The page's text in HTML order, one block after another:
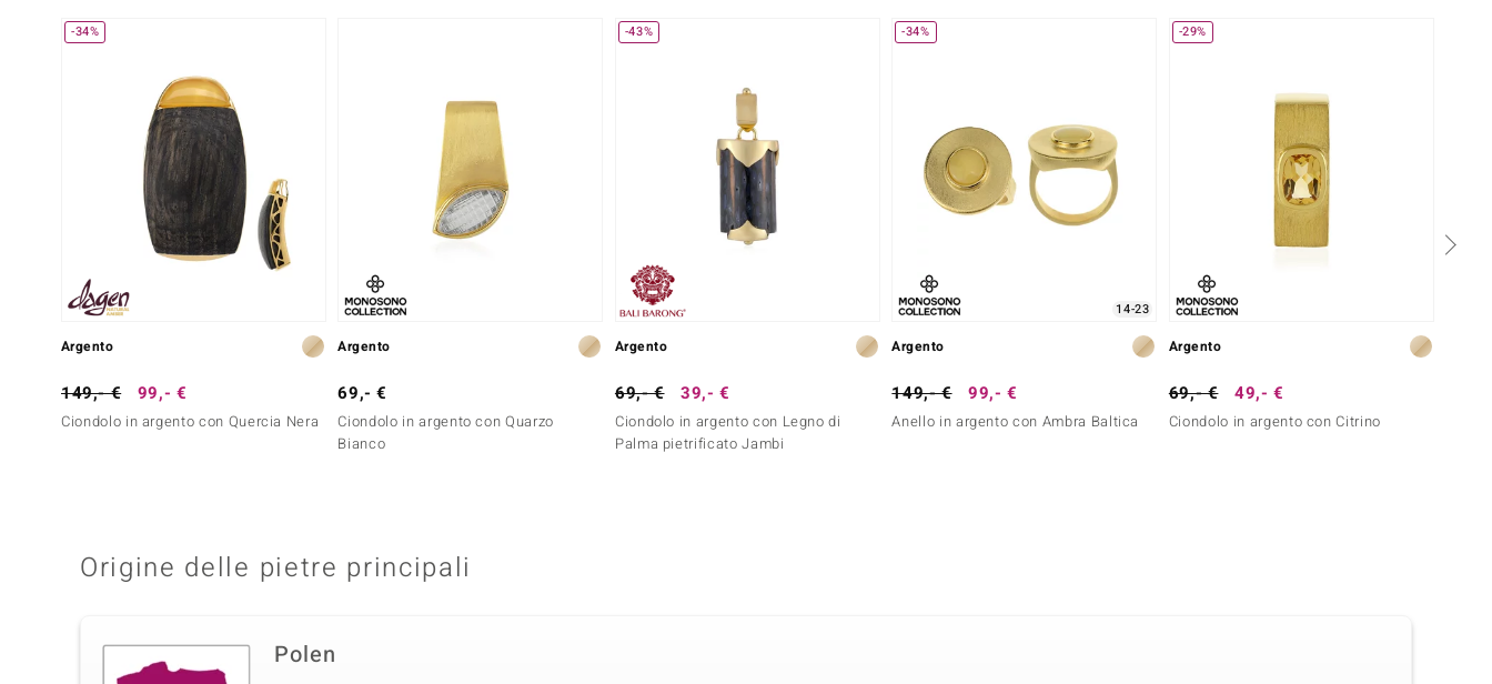
-34%
Argento
149,- € 99,- €
Ciondolo in argento con Quercia Nera
Argento
69,- €
Ciondolo in argento con Quarzo
Bianco
-43%
Argento
69,- € 39,- €
Ciondolo in argento con Legno di
Palma pietrificato Jambi
-34%
14-23
Argento
149,- € 99,- €
Anello in argento con Ambra Baltica
-29%
Argento
69,- € 49,- €
Ciondolo in argento con Citrino
Origine delle pietre principali
Polen